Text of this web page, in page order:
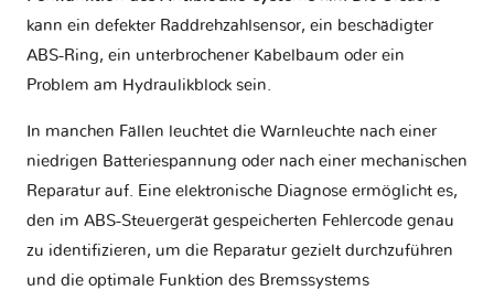
kann ein defekter Raddrehzahlsensor, ein beschädigter
ABS-Ring, ein unterbrochener Kabelbaum oder ein
Problem am Hydraulikblock sein.
In manchen Fällen leuchtet die Warnleuchte nach einer
niedrigen Batteriespannung oder nach einer mechanischen
Reparatur auf. Eine elektronische Diagnose ermöglicht es,
den im ABS-Steuergerät gespeicherten Fehlercode genau
zu identifizieren, um die Reparatur gezielt durchzuführen
und die optimale Funktion des Bremssystems